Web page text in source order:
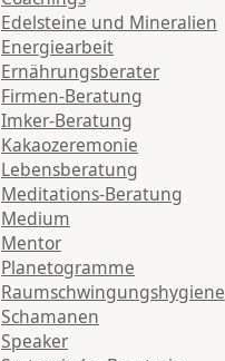
Edelsteine und Mineralien
Energiearbeit
Ernährungsberater
Firmen-Beratung
Imker-Beratung
Kakaozeremonie
Lebensberatung
Meditations-Beratung
Medium
Mentor
Planetogramme
Raumschwingungshygiene
Schamanen
Speaker